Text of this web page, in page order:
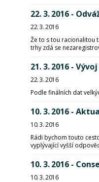
22. 3. 2016 -
22. 3. 2016
Že to s tou racionalitou
trhy zdá se
21. 3. 2016 -
22. 3. 2016
Podle finálních dat
10. 3. 2016 -
10. 3. 2016
Rádi bychom touto
vyplývající vyšší
10. 3. 2016 -
10. 3. 2016